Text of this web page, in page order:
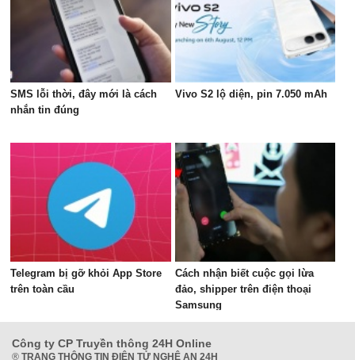
SMS lỗi thời, đây mới là cách
nhắn tin đúng
Vivo S2 lộ diện, pin 7.050 mAh
Telegram bị gỡ khỏi App Store
trên toàn cầu
Cách nhận biết cuộc gọi lừa
đảo, shipper trên điện thoại
Samsung
Công ty CP Truyền thông 24H Online
® TRANG THÔNG TIN ĐIỆN TỬ NGHỆ AN 24H